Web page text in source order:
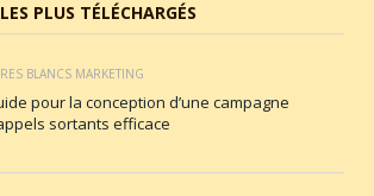
PLUS TÉLÉCHARGÉS
BLANCS MARKETING
pour la conception d’une campagne
sortants efficace